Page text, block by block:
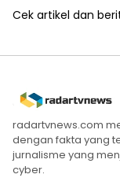
Cek artikel dan
radartvnews.com
dengan fakta yang
jurnalisme yang
cyber.